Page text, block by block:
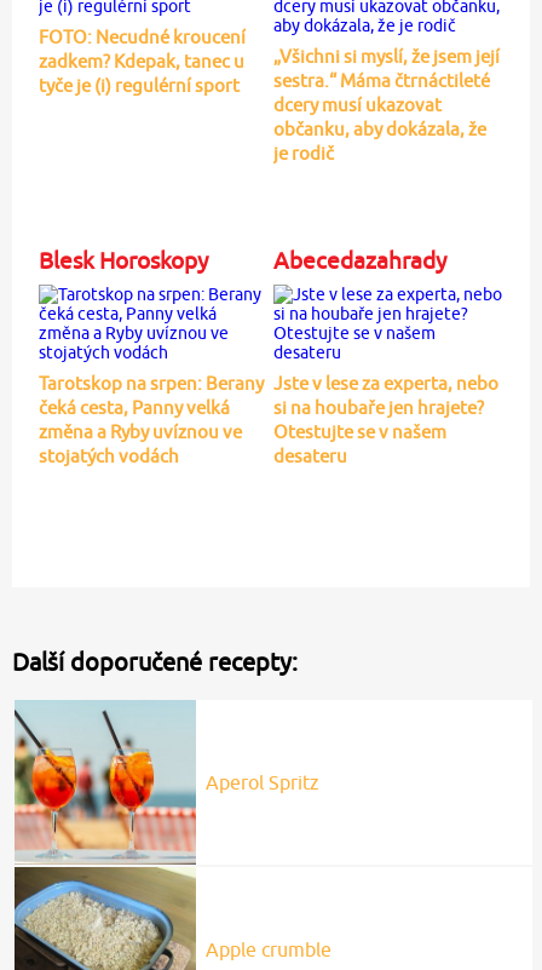
FOTO: Necudné kroucení
zadkem? Kdepak, tanec u
tyče je (i) regulérní sport
„Všichni si myslí, že jsem její
sestra.“ Máma čtrnáctileté
dcery musí ukazovat
občanku, aby dokázala, že
je rodič
Blesk Horoskopy
Tarotskop na srpen: Berany
čeká cesta, Panny velká
změna a Ryby uvíznou ve
stojatých vodách
Abecedazahrady
Jste v lese za experta, nebo
si na houbaře jen hrajete?
Otestujte se v našem
desateru
Další doporučené recepty:
Aperol Spritz
Apple crumble